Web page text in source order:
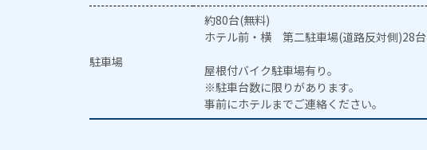
駐車場
約80台(無料)
ホテル前・横 第二駐車場(道路反対側)28台
屋根付バイク駐車場有り。
※駐車台数に限りがあります。
事前にホテルまでご連絡ください。